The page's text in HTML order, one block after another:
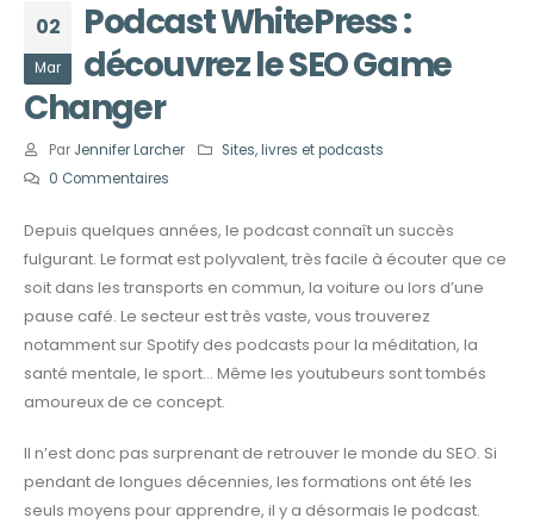
02
Mar
Podcast WhitePress :
découvrez le SEO Game
Changer
Par Jennifer Larcher
Sites, livres et podcasts
0 Commentaires
Depuis quelques années, le podcast connaît un succès
fulgurant. Le format est polyvalent, très facile à écouter que ce
soit dans les transports en commun, la voiture ou lors d’une
pause café. Le secteur est très vaste, vous trouverez
notamment sur Spotify des podcasts pour la méditation, la
santé mentale, le sport… Même les youtubeurs sont tombés
amoureux de ce concept.
Il n’est donc pas surprenant de retrouver le monde du SEO. Si
pendant de longues décennies, les formations ont été les
seuls moyens pour apprendre, il y a désormais le podcast.